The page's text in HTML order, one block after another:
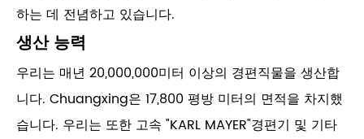
하는 데 전념하고 있습니다.
생산 능력
우리는 매년 20,000,000미터 이상의 경편직물을 생산합
니다. Chuangxing은 17,800 평방 미터의 면적을 차지했
습니다. 우리는 또한 고속 "KARL MAYER"경편기 및 기타